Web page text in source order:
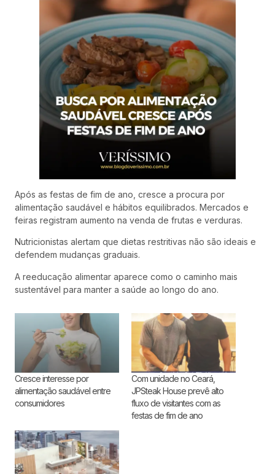
Após as festas de fim de ano, cresce a procura por
alimentação saudável e hábitos equilibrados. Mercados e
feiras registram aumento na venda de frutas e verduras.
Nutricionistas alertam que dietas restritivas não são ideais e
defendem mudanças graduais.
A reeducação alimentar aparece como o caminho mais
sustentável para manter a saúde ao longo do ano.
Cresce interesse por
alimentação saudável entre
consumidores
Com unidade no Ceará,
JPSteak House prevê alto
fluxo de visitantes com as
festas de fim de ano